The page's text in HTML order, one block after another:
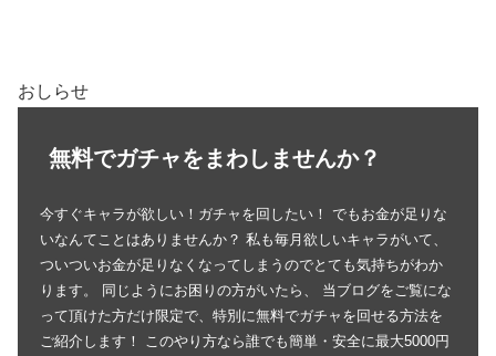
おしらせ
無料でガチャをまわしませんか？
今すぐキャラが欲しい！ガチャを回したい！ でもお金が足りな
いなんてことはありませんか？ 私も毎月欲しいキャラがいて、
ついついお金が足りなくなってしまうのでとても気持ちがわか
ります。 同じようにお困りの方がいたら、 当ブログをご覧にな
って頂けた方だけ限定で、特別に無料でガチャを回せる方法を
ご紹介します！ このやり方なら誰でも簡単・安全に最大5000円